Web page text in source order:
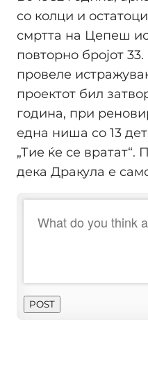
со колци и
смртта на Цепеш
повторно бројот
провеле
проектот бил
година, при
една ниша со 13
„Тие ќе се вратат“.
дека Дракулa е
POST